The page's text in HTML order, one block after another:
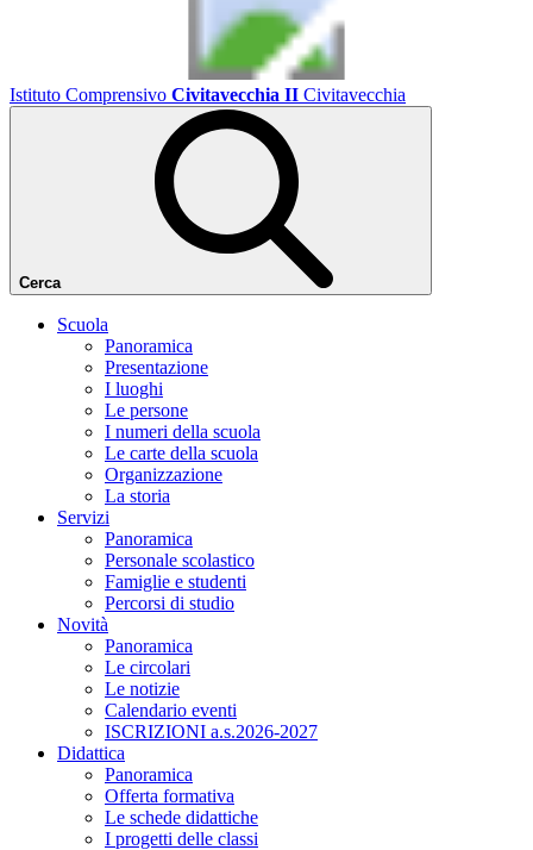
Istituto Comprensivo Civitavecchia II Civitavecchia
Cerca
Scuola
Panoramica
Presentazione
I luoghi
Le persone
I numeri della scuola
Le carte della scuola
Organizzazione
La storia
Servizi
Panoramica
Personale scolastico
Famiglie e studenti
Percorsi di studio
Novità
Panoramica
Le circolari
Le notizie
Calendario eventi
ISCRIZIONI a.s.2026-2027
Didattica
Panoramica
Offerta formativa
Le schede didattiche
I progetti delle classi